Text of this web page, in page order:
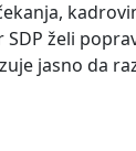
želi
jasno da